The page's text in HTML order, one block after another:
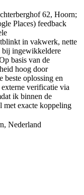
62, Hoorn;
Places) feedback
in vakwerk, nette
bij ingewikkeldere
basis van de
hoog door
beste oplossing en
verificatie via
ik binnen de
met exacte koppeling
Nederland